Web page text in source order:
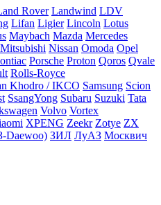
Rover Landwind LDV
Lifan Ligier Lincoln Lotus
Maybach Mazda Mercedes
Mitsubishi Nissan Omoda Opel
Porsche Proton Qoros Qvale
Rolls-Royce
Khodro / IKCO Samsung Scion
SsangYong Subaru Suzuki Tata
Volvo Vortex
XPENG Zeekr Zotye ZX
Daewoo) ЗИЛ ЛуАЗ Москвич